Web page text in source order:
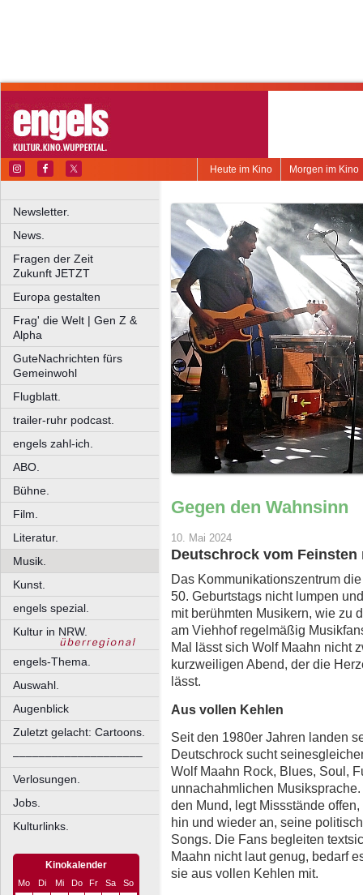
Morgen im Kino
Heute im Kino
Newsletter.
News.
Fragen der Zeit
Zukunft JETZT
Europa gestalten
Frag' die Welt | Gen Z &
Alpha
GuteNachrichten fürs
Gemeinwohl
Flugblatt.
trailer-ruhr podcast.
engels zahl-ich.
ABO.
Bühne.
Film.
Literatur.
Musik.
Kunst.
engels spezial.
Kultur in NRW.
engels-Thema.
Auswahl.
Augenblick
Zuletzt gelacht: Cartoons.
––––––––––––––––––––
Verlosungen.
Jobs.
Kulturlinks.
Kinokalender
Mo Di Mi Do Fr Sa
So
Gegen den Wahnsinn
10. Mai 2024
Deutschrock vom Feinsten
Das Kommunikationszentrum
50. Geburtstags nicht lumpen
mit berühmten Musikern, wie zu
am Viehhof regelmäßig
Mal lässt sich Wolf Maahn nicht
kurzweiligen Abend, der die
lässt.
Aus vollen Kehlen
Seit den 1980er Jahren landen
Deutschrock sucht
Wolf Maahn Rock, Blues, Soul,
unnachahmlichen
den Mund, legt Missstände
hin und wieder an, seine
Songs. Die Fans begleiten
Maahn nicht laut genug, bedarf
sie aus vollen Kehlen mit.